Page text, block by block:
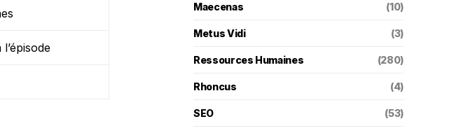
Maecenas (10)
Metus Vidi (3)
Ressources Humaines (280)
Rhoncus (4)
SEO (53)